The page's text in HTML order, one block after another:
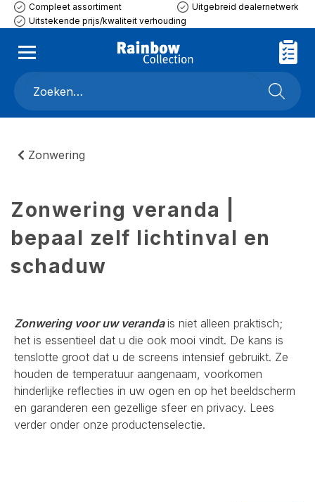
Compleet assortiment
Uitgebreid dealernetwerk
Uitstekende prijs/kwaliteit verhouding
Zonwering
Zonwering veranda |
bepaal zelf lichtinval en
schaduw
Zonwering voor uw verandais niet alleen praktisch;
het is essentieel dat u die ook mooi vindt. De kans is
tenslotte groot dat u de screens intensief gebruikt. Ze
houden de temperatuur aangenaam, voorkomen
hinderlijke reflecties in uw ogen en op het beeldscherm
en garanderen een gezellige sfeer en privacy. Lees
verder onder onze productenselectie.